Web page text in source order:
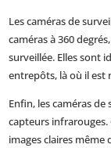
Les caméras de
caméras à 360
surveillée. Elles sont
entrepôts, là où il est
Enfin, les caméras
capteurs
images claires même